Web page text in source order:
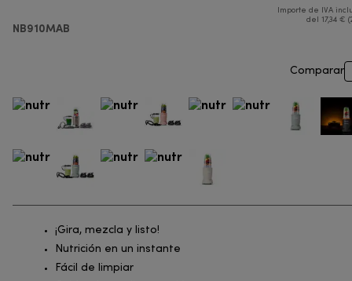
NB910MAB
Importe de IVA
del 17,34 €
Comparar
¡Gira, mezcla y listo!
Nutrición en un instante
Fácil de limpiar